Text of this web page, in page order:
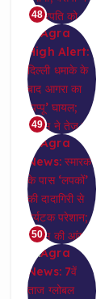
48
49
50